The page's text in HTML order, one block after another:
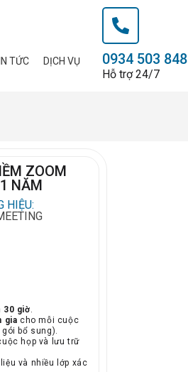
TỨC DỊCH VỤ 0934 503 848
Hỗ trợ 24/7
ZOOM
NĂM
HIỆU:
30 giờ.
gia cho mỗi cuộc
bổ sung).
họp và lưu trữ
và nhiều lớp xác